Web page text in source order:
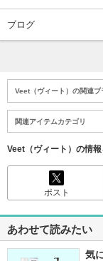
ブログ
Veet（ヴィート）の関連ブ
関連アイテムカテゴリ
Veet（ヴィート）の情
ポスト
あわせて読みたい
気